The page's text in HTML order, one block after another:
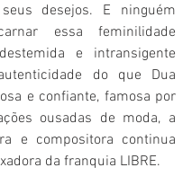
desejos. E ninguém
essa feminilidade
e intransigente
do que Dua
e confiante, famosa por
ousadas de moda, a
e compositora continua
da franquia LIBRE.